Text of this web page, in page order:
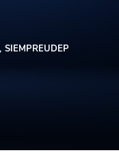
SIEMPREUDEP